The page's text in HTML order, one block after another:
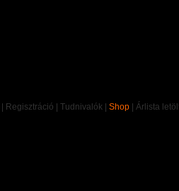
Regisztráció Tudnivalók Shop Árlista